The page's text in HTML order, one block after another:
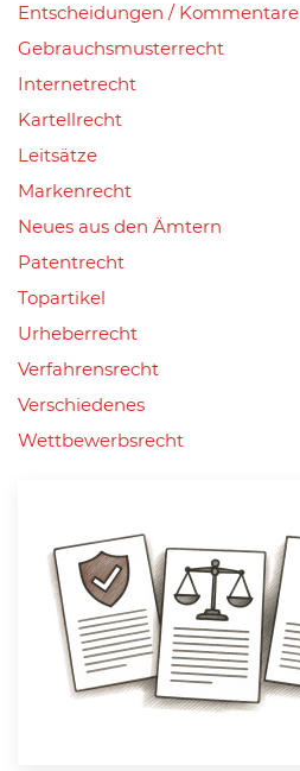
Entscheidungen / Kommentare
Gebrauchsmusterrecht
Internetrecht
Kartellrecht
Leitsätze
Markenrecht
Neues aus den Ämtern
Patentrecht
Topartikel
Urheberrecht
Verfahrensrecht
Verschiedenes
Wettbewerbsrecht